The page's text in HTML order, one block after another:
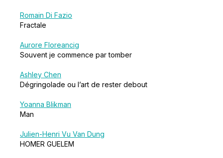
Romain Di Fazio
Fractale
Aurore Floreancig
Souvent je commence par tomber
Ashley Chen
Dégringolade ou l’art de rester debout
Yoanna Blikman
Man
Julien-Henri Vu Van Dung
HOMER GUELEM